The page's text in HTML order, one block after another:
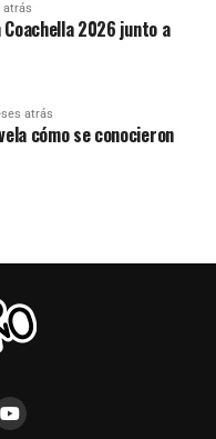
atrás
2026 junto a
atrás
cómo se conocieron